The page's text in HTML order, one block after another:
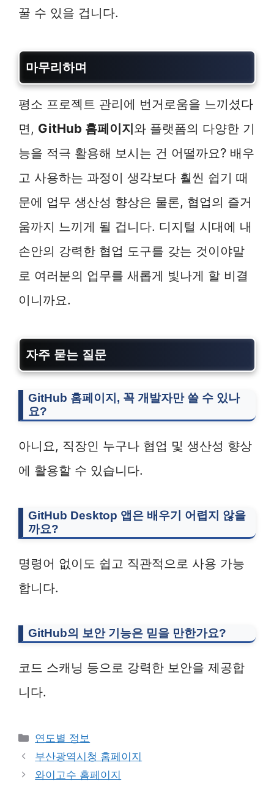
꿀 수 있을 겁니다.
마무리하며
평소 프로젝트 관리에 번거로움을 느끼셨다
면, GitHub 홈페이지와 플랫폼의 다양한 기
능을 적극 활용해 보시는 건 어떨까요? 배우
고 사용하는 과정이 생각보다 훨씬 쉽기 때
문에 업무 생산성 향상은 물론, 협업의 즐거
움까지 느끼게 될 겁니다. 디지털 시대에 내
손안의 강력한 협업 도구를 갖는 것이야말
로 여러분의 업무를 새롭게 빛나게 할 비결
이니까요.
자주 묻는 질문
GitHub 홈페이지 , 꼭 개발자만 쓸 수 있나
요?
아니요, 직장인 누구나 협업 및 생산성 향상
에 활용할 수 있습니다.
GitHub Desktop 앱은 배우기 어렵지 않을
까요?
명령어 없이도 쉽고 직관적으로 사용 가능
합니다.
GitHub의 보안 기능은 믿을 만한가요?
코드 스캐닝 등으로 강력한 보안을 제공합
니다.
Categories
연도별 정보
부산광역시청 홈페이지
와이고수 홈페이지